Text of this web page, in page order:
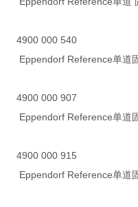
4900 000 540
Eppendorf Reference单道
4900 000 907
Eppendorf Reference单道
4900 000 915
Eppendorf Reference单道